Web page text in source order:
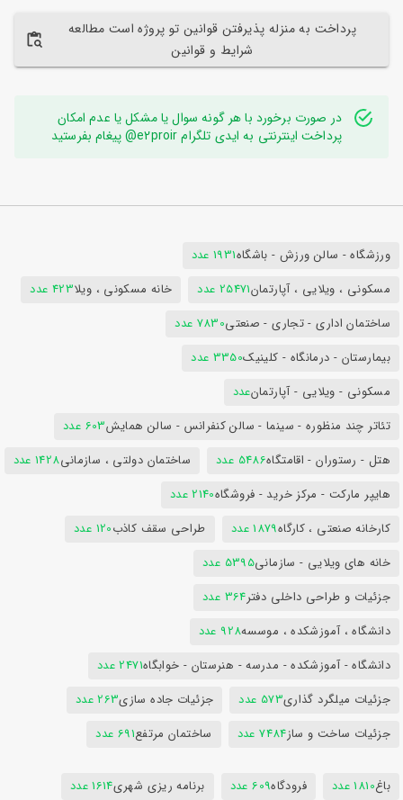
پرداخت به منزله پذیرفتن قوانین تو پروژه است مطالعه
شرایط و قوانین
در صورت برخورد با هر گونه سوال یا مشکل یا عدم امکان
پرداخت اینترنتی به ایدی تلگرام e2proir@ پیغام بفرستید
ورزشگاه - سالن ورزش - باشگاه1931 عدد
مسکونی ، ویلایی ، آپارتمان25471 عدد خانه مسکونی ، ویلا423 عدد
ساختمان اداری - تجاری - صنعتی7830 عدد
بیمارستان - درمانگاه - کلینیک3350 عدد
مسکونی - ویلایی - آپارتمانعدد
تئاتر چند منظوره - سینما - سالن کنفرانس - سالن همایش603 عدد
هتل - رستوران - اقامتگاه5486 عدد ساختمان دولتی ، سازمانی1428 عدد
هایپر مارکت - مرکز خرید - فروشگاه2140 عدد
کارخانه صنعتی ، کارگاه1879 عدد طراحی سقف کاذب120 عدد
خانه های ویلایی - سازمانی5395 عدد
جزئیات و طراحی داخلی دفتر364 عدد
دانشگاه ، آموزشکده ، موسسه928 عدد
دانشگاه - آموزشکده - مدرسه - هنرستان - خوابگاه2471 عدد
جزئیات میلگرد گذاری573 عدد جزئیات جاده سازی263 عدد
جزئیات ساخت و ساز7484 عدد ساختمان مرتفع691 عدد
باغ1810 عدد فرودگاه609 عدد برنامه ریزی شهری1614 عدد